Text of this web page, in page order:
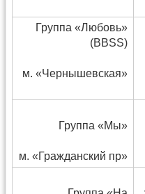
Группа «Любовь»
(BBSS)
м. «Чернышевская»
Группа «Мы»
м. «Гражданский пр»